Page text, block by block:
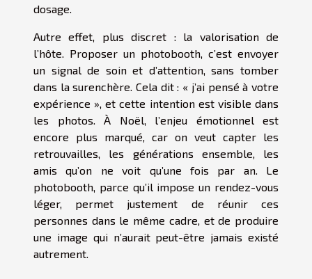
dosage.
Autre effet, plus discret : la valorisation de
l’hôte. Proposer un photobooth, c’est envoyer
un signal de soin et d’attention, sans tomber
dans la surenchère. Cela dit : « j’ai pensé à votre
expérience », et cette intention est visible dans
les photos. À Noël, l’enjeu émotionnel est
encore plus marqué, car on veut capter les
retrouvailles, les générations ensemble, les
amis qu’on ne voit qu’une fois par an. Le
photobooth, parce qu’il impose un rendez-vous
léger, permet justement de réunir ces
personnes dans le même cadre, et de produire
une image qui n’aurait peut-être jamais existé
autrement.